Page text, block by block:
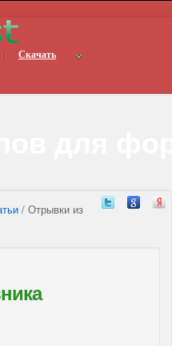
Скачать
/ Отрывки из